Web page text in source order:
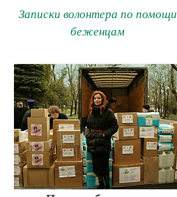
Записки волонтера по помощи
беженцам